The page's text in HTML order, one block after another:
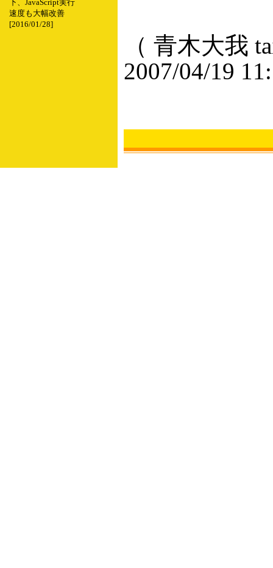
下、JavaScript実行
速度も大幅改善
[2016/01/28]
（ 青木大我
2007/04/19